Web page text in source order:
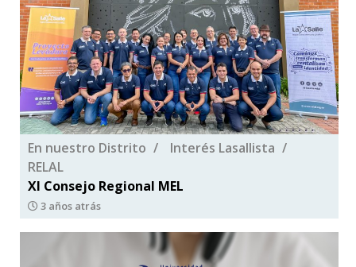
En nuestro Distrito
Interés Lasallista
RELAL
XI Consejo Regional MEL
3 años atrás